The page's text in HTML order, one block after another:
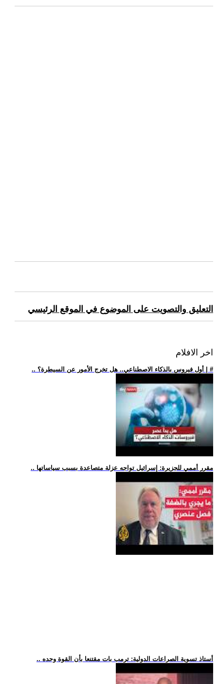
التعليق والتصويت على الموضوع في الموقع الرئيسي
اخر الافلام
.. أول فيروس بالذكاء الاصطناعي.. هل تخرج الأمور عن السيطرة؟ | #
.. مقرر أممي للجزيرة: إسرائيل تواجه عزلة متصاعدة بسبب سياساتها
.. أستاذ تسوية الصراعات الدولية: ترمب بات مقتنعا بأن القوة وحده